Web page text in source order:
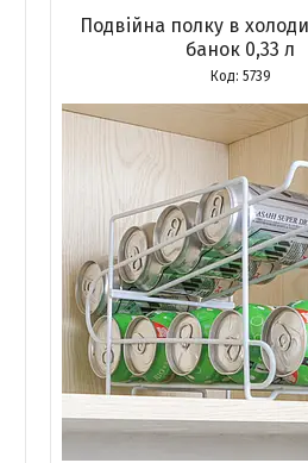
Подвійна полку в
банок 0,33 л
5739